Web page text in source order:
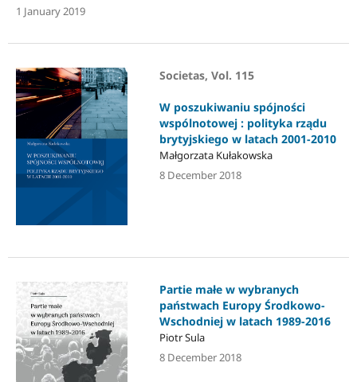
1 January 2019
Societas, Vol. 115
W poszukiwaniu spójności
wspólnotowej : polityka rządu
brytyjskiego w latach 2001-2010
Małgorzata Kułakowska
8 December 2018
Partie małe w wybranych
państwach Europy Środkowo-
Wschodniej w latach 1989-2016
Piotr Sula
8 December 2018